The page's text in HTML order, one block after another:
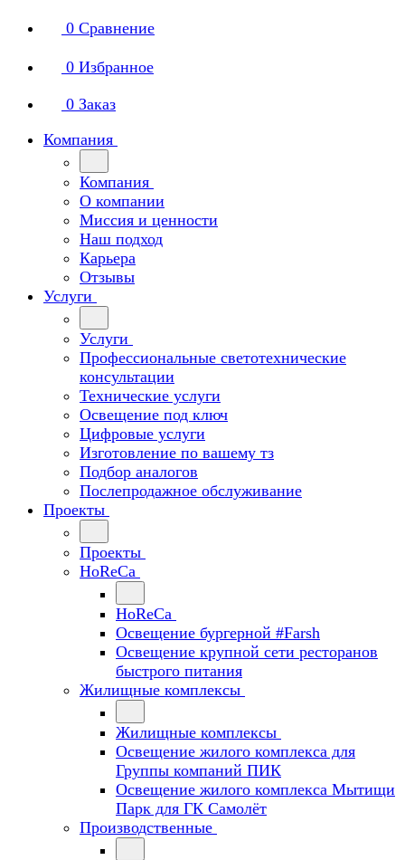
0 Сравнение
0 Избранное
0 Заказ
Компания
Компания
О компании
Миссия и ценности
Наш подход
Карьера
Отзывы
Услуги
Услуги
Профессиональные светотехнические
консультации
Технические услуги
Освещение под ключ
Цифровые услуги
Изготовление по вашему тз
Подбор аналогов
Послепродажное обслуживание
Проекты
Проекты
HoReCa
HoReCa
Освещение бургерной #Farsh
Освещение крупной сети ресторанов
быстрого питания
Жилищные комплексы
Жилищные комплексы
Освещение жилого комплекса для
Группы компаний ПИК
Освещение жилого комплекса Мытищи
Парк для ГК Самолёт
Производственные